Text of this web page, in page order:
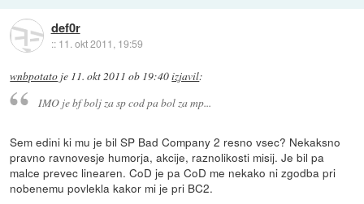
def0r
:: 11. okt 2011, 19:59
wnbpotato je 11. okt 2011 ob 19:40izjavil:
IMO je bf bolj za sp cod pa bol za mp...
Sem edini ki mu je bil SP Bad Company 2 resno vsec? Nekaksno
pravno ravnovesje humorja, akcije, raznolikosti misij. Je bil pa
malce prevec linearen. CoD je pa CoD me nekako ni zgodba pri
nobenemu povlekla kakor mi je pri BC2.